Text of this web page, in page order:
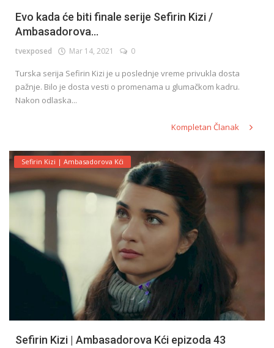
Evo kada će biti finale serije Sefirin Kizi /
Ambasadorova...
tvexposed Mar 14, 2021 0
Turska serija Sefirin Kizi je u poslednje vreme privukla dosta
pažnje. Bilo je dosta vesti o promenama u glumačkom kadru.
Nakon odlaska...
Kompletan Članak
Sefirin Kizi | Ambasadorova Kći
Sefirin Kizi | Ambasadorova Kći epizoda 43